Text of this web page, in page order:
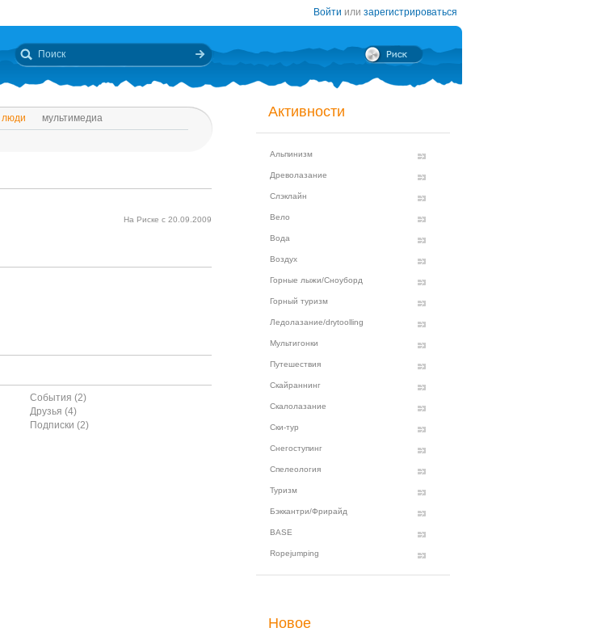
Войти или зарегистрироваться
люди мультимедиа
На Риске с 20.09.2009
События (2)
Друзья (4)
Подписки (2)
Активности
Альпинизм
Древолазание
Слэклайн
Вело
Вода
Воздух
Горные лыжи/Сноуборд
Горный туризм
Ледолазание/drytoolling
Мультигонки
Путешествия
Скайраннинг
Скалолазание
Ски-тур
Снегоступинг
Спелеология
Туризм
Бэккантри/Фрирайд
BASE
Ropejumping
Новое